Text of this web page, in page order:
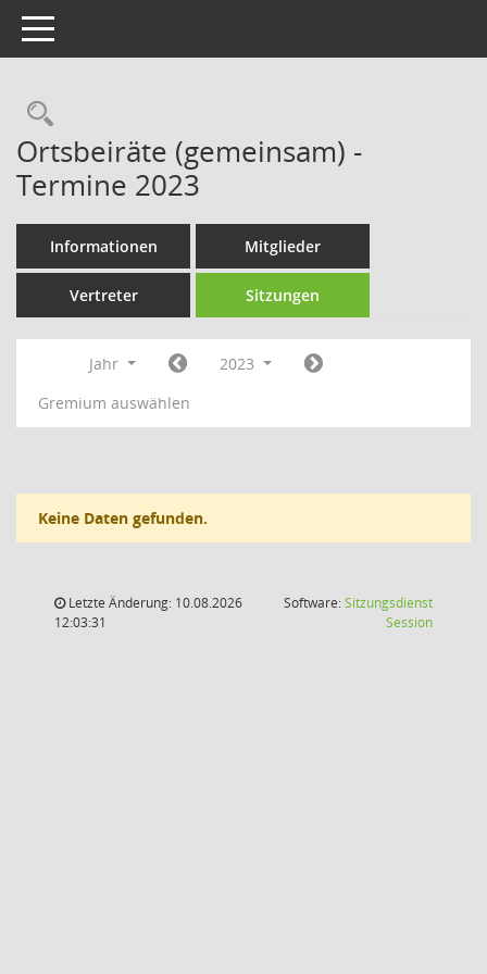
Toggle navigation
Rechercheauswahl
Ortsbeiräte (gemeinsam) -
Termine 2023
Informationen Mitglieder
Vertreter Sitzungen
Jahr
2023
Gremium auswählen
Keine Daten gefunden.
Letzte Änderung: 10.08.2026
12:03:31
Software:Sitzungsdienst
Session(Wird in